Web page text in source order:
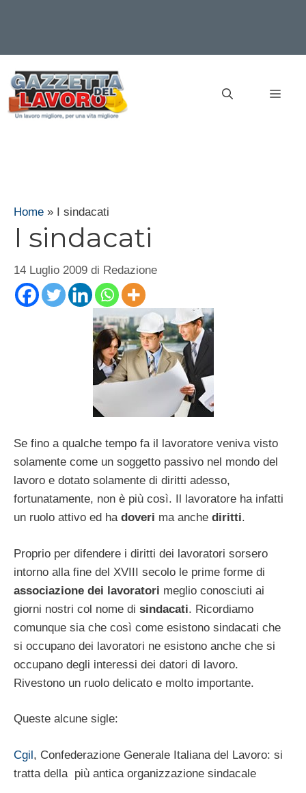
contenuto
Home » I sindacati
I sindacati
14 Luglio 2009 di Redazione
Se fino a qualche tempo fa il lavoratore veniva visto
solamente come un soggetto passivo nel mondo del
lavoro e dotato solamente di diritti adesso,
fortunatamente, non è più così. Il lavoratore ha infatti
un ruolo attivo ed ha doveri ma anche diritti.
Proprio per difendere i diritti dei lavoratori sorsero
intorno alla fine del XVIII secolo le prime forme di
associazione dei lavoratori meglio conosciuti ai
giorni nostri col nome di sindacati. Ricordiamo
comunque sia che così come esistono sindacati che
si occupano dei lavoratori ne esistono anche che si
occupano degli interessi dei datori di lavoro.
Rivestono un ruolo delicato e molto importante.
Queste alcune sigle:
Cgil, Confederazione Generale Italiana del Lavoro: si
tratta della più antica organizzazione sindacale